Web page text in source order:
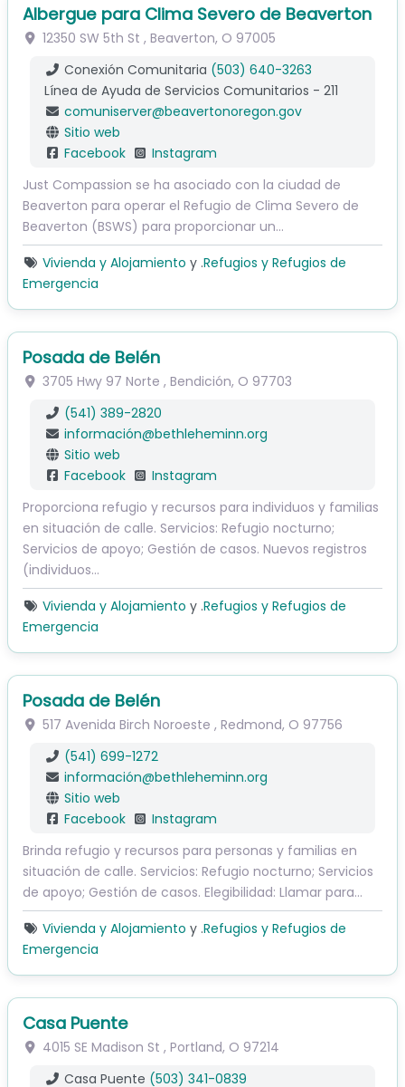
Albergue para Clima Severo de Beaverton
12350 SW 5th St , Beaverton, O 97005
Conexión Comunitaria (503) 640-3263
Línea de Ayuda de Servicios Comunitarios - 211
comuniserver@beavertonoregon.gov
Sitio web
Facebook
Instagram
Just Compassion se ha asociado con la ciudad de
Beaverton para operar el Refugio de Clima Severo de
Beaverton (BSWS) para proporcionar un…
Vivienda y Alojamiento y .Refugios y Refugios de
Emergencia
Posada de Belén
3705 Hwy 97 Norte , Bendición, O 97703
(541) 389-2820
información@bethleheminn.org
Sitio web
Facebook
Instagram
Proporciona refugio y recursos para individuos y familias
en situación de calle. Servicios: Refugio nocturno;
Servicios de apoyo; Gestión de casos. Nuevos registros
(individuos…
Vivienda y Alojamiento y .Refugios y Refugios de
Emergencia
Posada de Belén
517 Avenida Birch Noroeste , Redmond, O 97756
(541) 699-1272
información@bethleheminn.org
Sitio web
Facebook
Instagram
Brinda refugio y recursos para personas y familias en
situación de calle. Servicios: Refugio nocturno; Servicios
de apoyo; Gestión de casos. Elegibilidad: Llamar para…
Vivienda y Alojamiento y .Refugios y Refugios de
Emergencia
Casa Puente
4015 SE Madison St , Portland, O 97214
Casa Puente (503) 341-0839